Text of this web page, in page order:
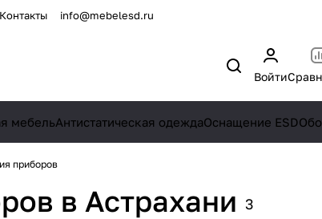
Контакты info@mebelesd.ru
Войти
мебельАнтистатическая одеждаОснащение ESD
приборов
в Астрахани 3